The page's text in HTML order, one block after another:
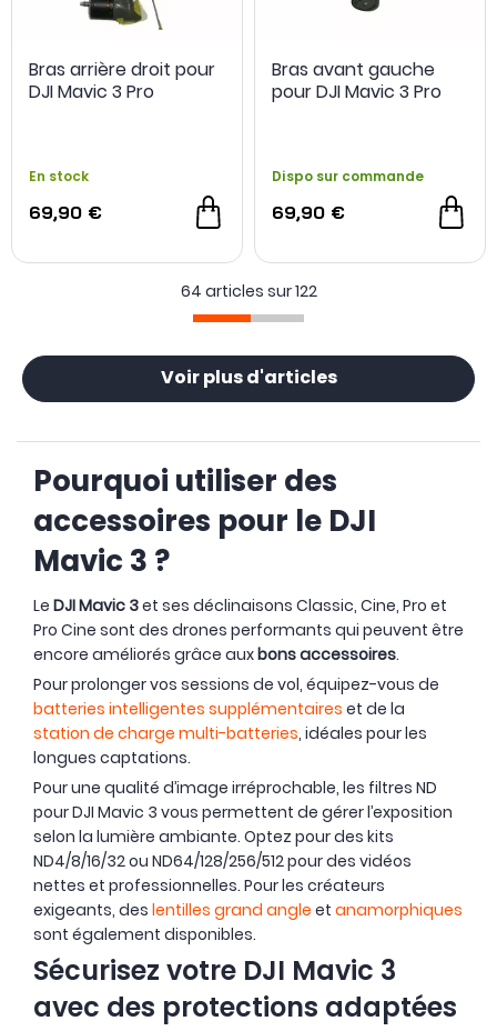
- 20,90 €
Bras arrière droit pour
DJI Mavic 3 Pro
En stock
69,90 €
Bras avant gauche
pour DJI Mavic 3 Pro
Dispo sur commande
69,90 €
64 articles sur122
Voir plus d'articles
Pourquoi utiliser des
accessoires pour le DJI
Mavic 3 ?
Le DJI Mavic 3et ses déclinaisons Classic, Cine, Pro et
Pro Cine sont des drones performants qui peuvent être
encore améliorés grâce auxbons accessoires.
Pour prolonger vos sessions de vol, équipez-vous de
batteries intelligentes supplémentaires et de la
station de charge multi-batteries, idéales pour les
longues captations.
Pour une qualité d’image irréprochable, les filtres ND
pour DJI Mavic 3 vous permettent de gérer l’exposition
selon la lumière ambiante. Optez pour des kits
ND4/8/16/32 ou ND64/128/256/512 pour des vidéos
nettes et professionnelles. Pour les créateurs
exigeants, des lentilles grand angle et anamorphiques
sont également disponibles.
Sécurisez votre DJI Mavic 3
avec des protections adaptées